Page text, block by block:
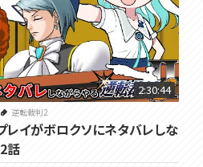
2:30:44
逆転裁判2
レイがボロクソにネタバレしな
話